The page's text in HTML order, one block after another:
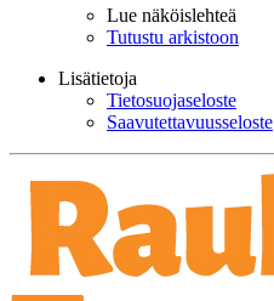
Lue näköislehteä
Tutustu arkistoon
Lisätietoja
Tietosuojaseloste
Saavutettavuusseloste